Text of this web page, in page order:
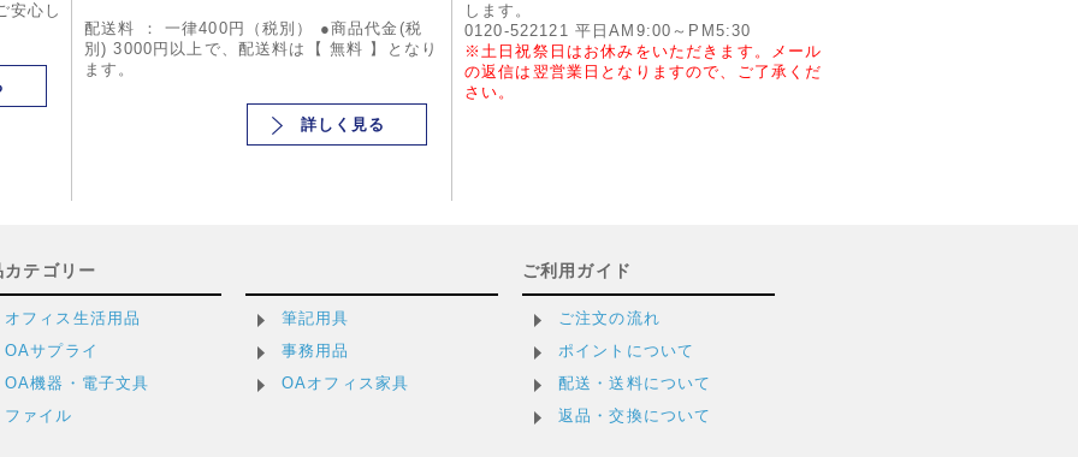
安心し
配送料 ： 一律400円（税別） ●商品代金(税
別) 3000円以上で、配送料は【 無料 】となり
ます。
詳しく見る
します。
0120-522121 平日AM9:00～PM5:30
※土日祝祭日はお休みをいただきます。メール
の返信は翌営業日となりますので、ご了承くだ
さい。
カテゴリー
オフィス生活用品
OAサプライ
OA機器・電子文具
ファイル
筆記用具
事務用品
OAオフィス家具
ご利用ガイド
ご注文の流れ
ポイントについて
配送・送料について
返品・交換について